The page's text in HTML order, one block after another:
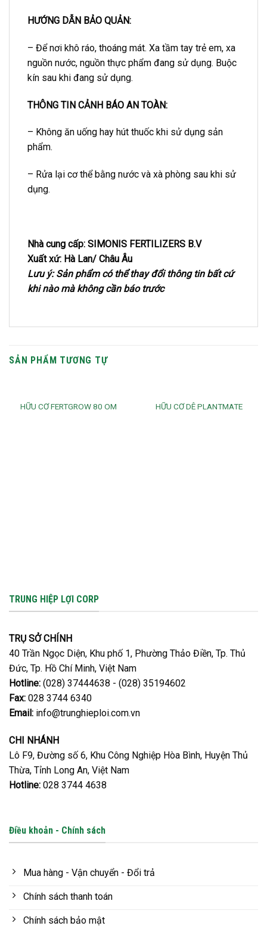
HƯỚNG DẪN BẢO QUẢN:
– Để nơi khô ráo, thoáng mát. Xa tầm tay trẻ em, xa
nguồn nước, nguồn thực phẩm đang sử dụng. Buộc
kín sau khi đang sử dụng.
THÔNG TIN CẢNH BÁO AN TOÀN:
– Không ăn uống hay hút thuốc khi sử dụng sản
phẩm.
– Rửa lại cơ thể bằng nước và xà phòng sau khi sử
dụng.
Nhà cung cấp: SIMONIS FERTILIZERS B.V
Xuất xứ: Hà Lan/ Châu Âu
Lưu ý: Sản phẩm có thể thay đổi thông tin bất cứ
khi nào mà không cần báo trước
SẢN PHẨM TƯƠNG TỰ
HỮU CƠ FERTGROW 80 OM HỮU CƠ DÊ PLANTMATE
TRUNG HIỆP LỢI CORP
TRỤ SỞ CHÍNH
40 Trần Ngọc Diện, Khu phố 1, Phường Thảo Điền, Tp. Thủ
Đức, Tp. Hồ Chí Minh, Việt Nam
Hotline: (028) 37444638 - (028) 35194602
Fax: 028 3744 6340
Email: info@trunghieploi.com.vn
CHI NHÁNH
Lô F9, Đường số 6, Khu Công Nghiệp Hòa Bình, Huyện Thủ
Thừa, Tỉnh Long An, Việt Nam
Hotline: 028 3744 4638
Điều khoản - Chính sách
Mua hàng - Vận chuyển - Đổi trả
Chính sách thanh toán
Chính sách bảo mật